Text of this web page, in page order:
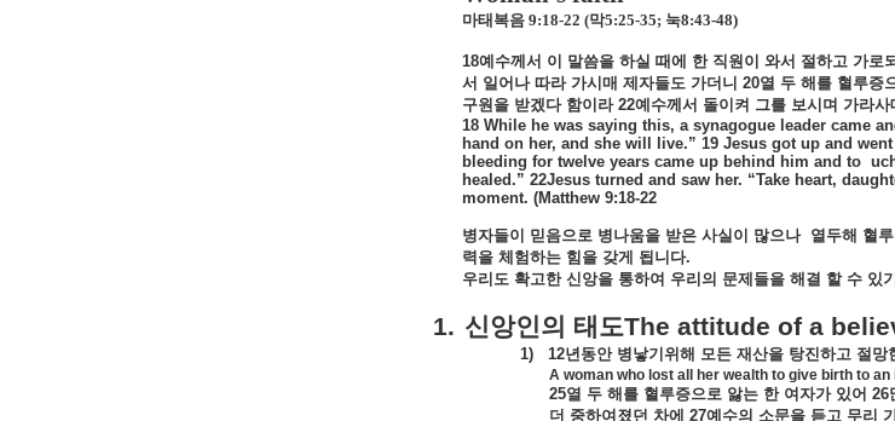
마태복음 9:18-22 (막5:25-35; 눅8:43-48)
18예수께서 이 말씀을 하실 때에 한 직원이 와서 절하고 가로되
서 일어나 따라 가시매 제자들도 가더니 20열 두 해를 혈루증
구원을 받겠다 함이라22예수께서 돌이켜 그를 보시며 가라사
18 While he was saying this, a synagogue leader came
hand on her, and she will live.” 19 Jesus got up and
bleeding for twelve years came up behind him and to
healed.” 22Jesus turned and saw her. “Take heart,
moment. (Matthew 9:18-22
병자들이 믿음으로 병나움을 받은 사실이 많으나 열두해 혈
력을 체험하는 힘을 갖게 됩니다.
우리도 확고한 신앙을 통하여 우리의 문제들을 해결 할 수 있
1. 신앙인의 태도The attitude of a
1) 12년동안 병낳기위해 모든 재산을 탕진하고 절망
A woman who lost all her wealth to give birth to
25열 두 해를 혈루증으로 앓는 한 여자가 있어 26
더 중하여졌던 차에 27예수의 소문을 듣고 무리